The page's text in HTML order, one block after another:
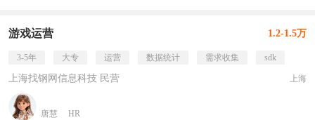
游戏运营 1.2-1.5万
3-5年 大专 运营 数据统计 需求收集 sdk
上海找钢网信息科技 民营 上海
唐慧 HR